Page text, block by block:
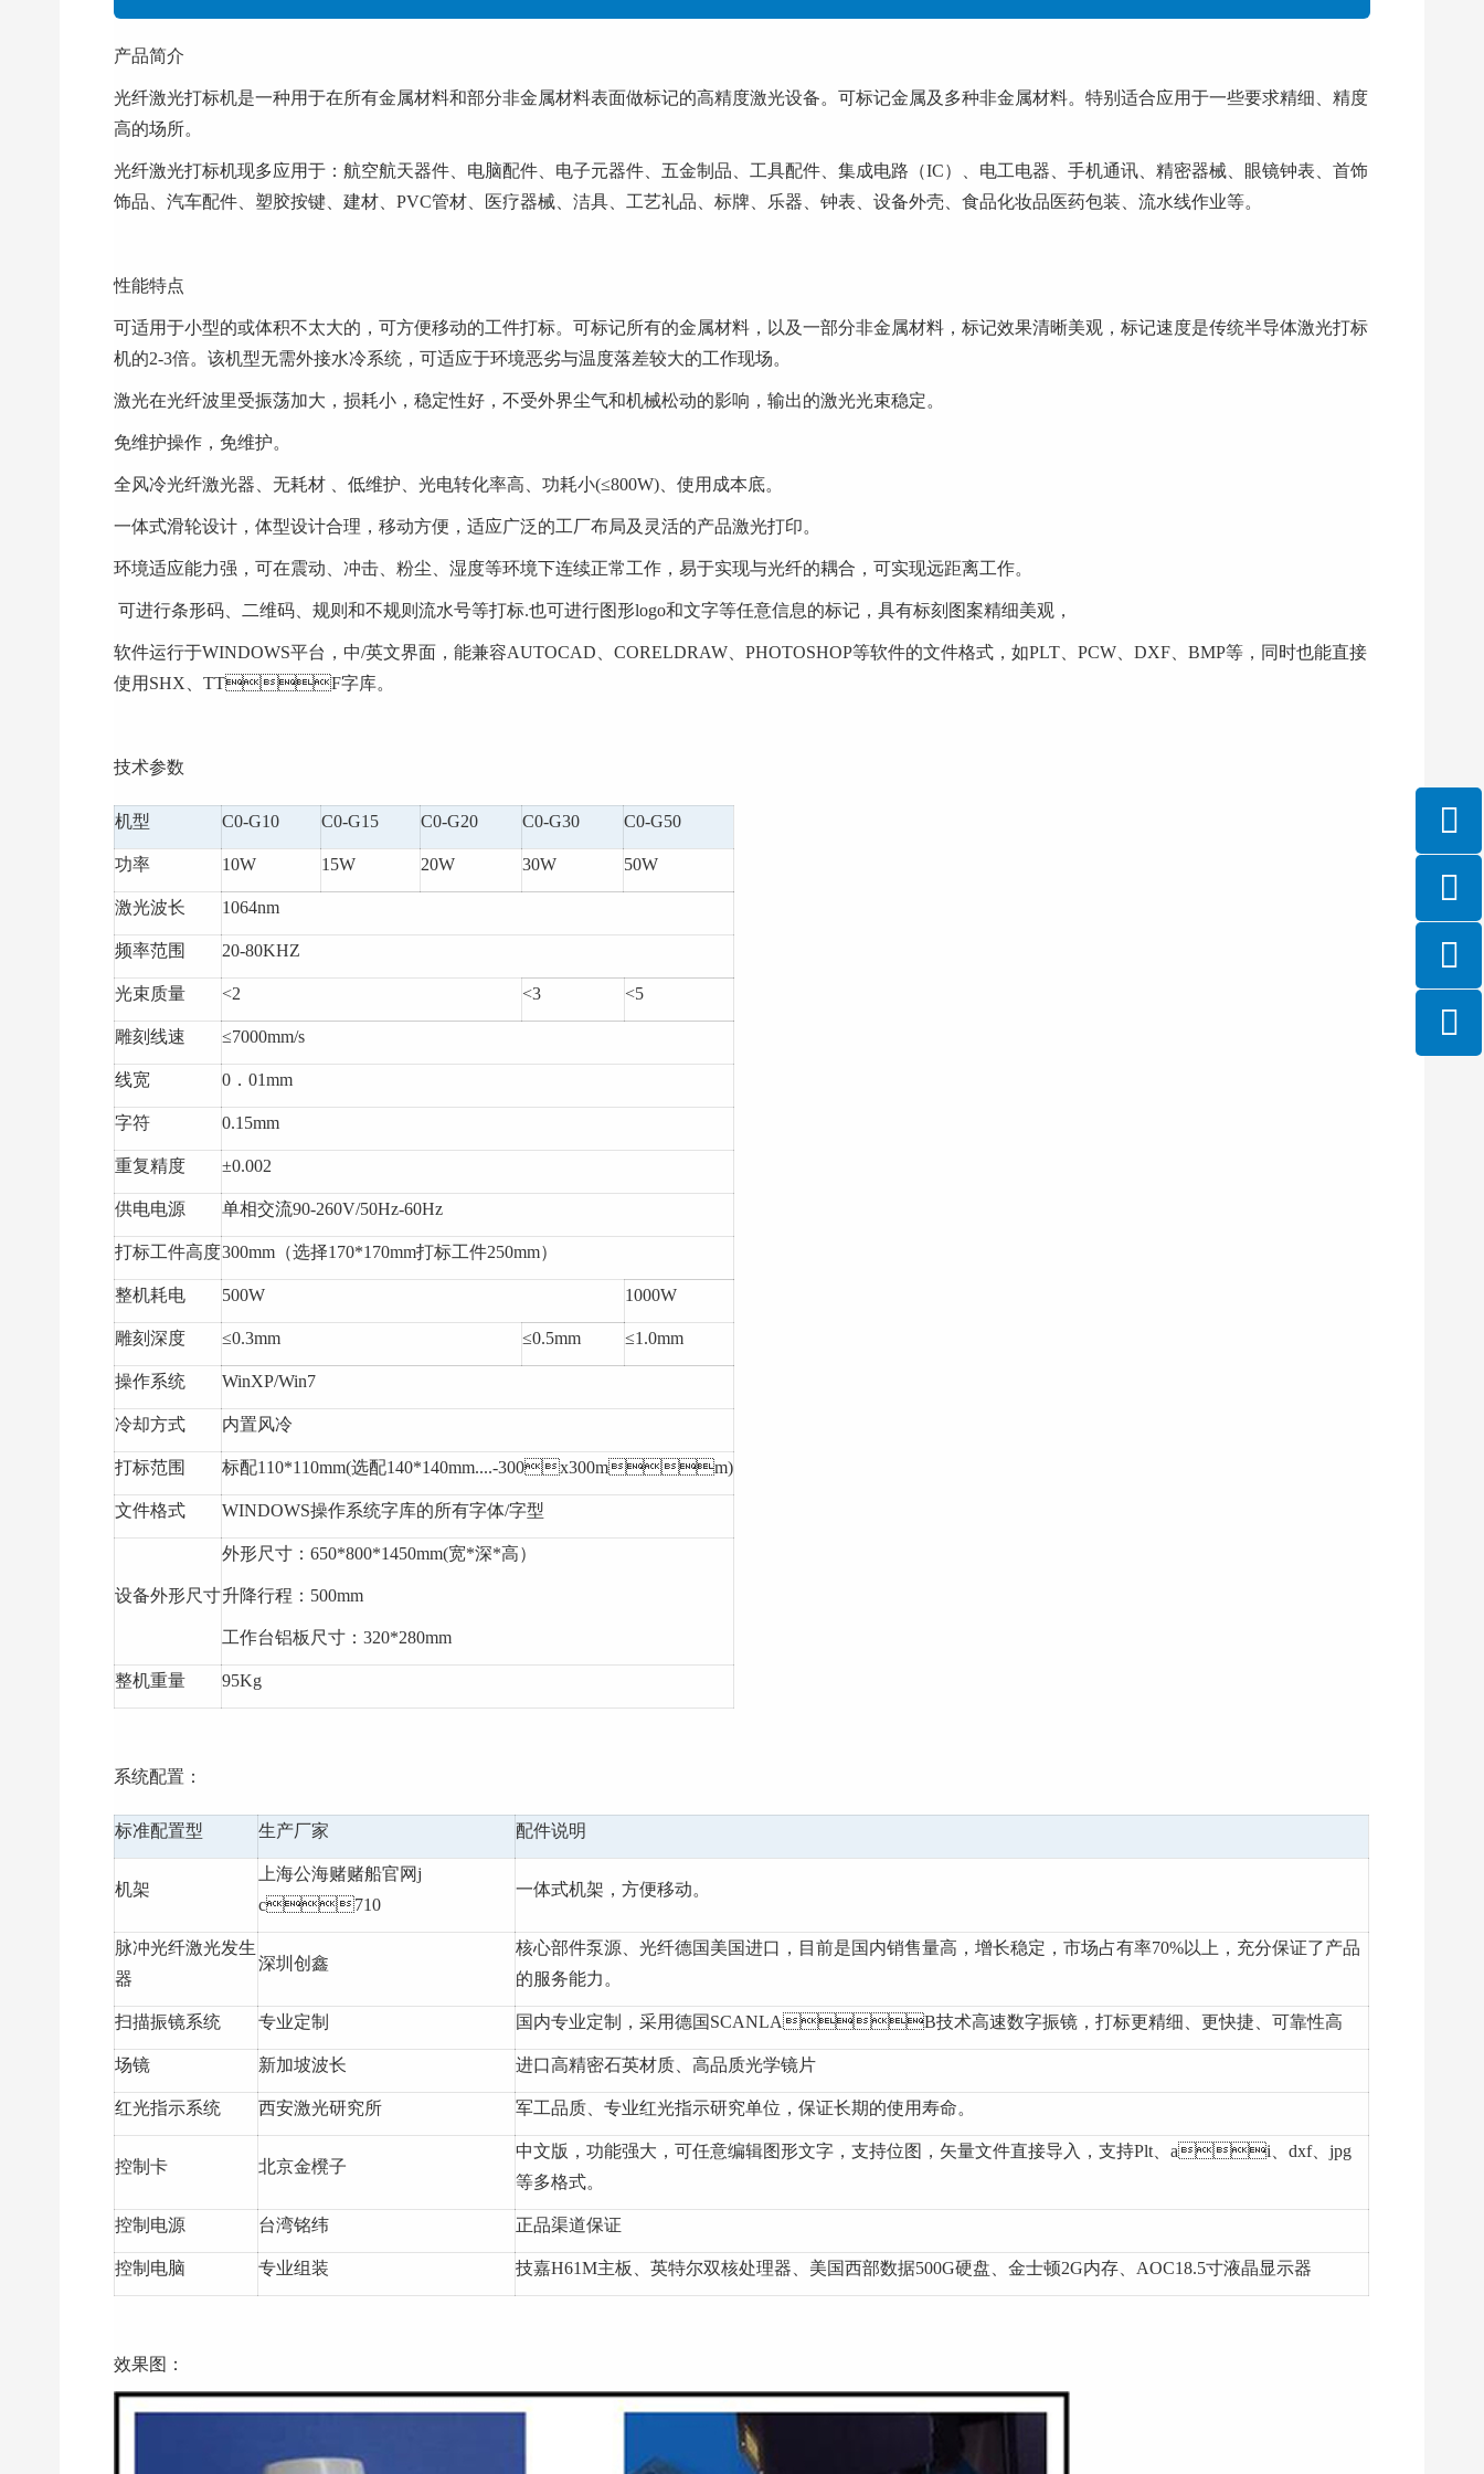
产品简介
光纤激光打标机是一种用于在所有金属材料和部分非金属材料表面做标记的高精度激光设备。可标记金属及多种非金属材料。特别适合应用于一些要求精细、精度
高的场所。
光纤激光打标机现多应用于：航空航天器件、电脑配件、电子元器件、五金制品、工具配件、集成电路（IC）、电工电器、手机通讯、精密器械、眼镜钟表、首饰
饰品、汽车配件、塑胶按键、建材、PVC管材、医疗器械、洁具、工艺礼品、标牌、乐器、钟表、设备外壳、食品化妆品医药包装、流水线作业等。
性能特点
可适用于小型的或体积不太大的，可方便移动的工件打标。可标记所有的金属材料，以及一部分非金属材料，标记效果清晰美观，标记速度是传统半导体激光打标
机的2-3倍。该机型无需外接水冷系统，可适应于环境恶劣与温度落差较大的工作现场。
激光在光纤波里受振荡加大，损耗小，稳定性好，不受外界尘气和机械松动的影响，输出的激光光束稳定。
免维护操作，免维护。
全风冷光纤激光器、无耗材 、低维护、光电转化率高、功耗小(≤800W)、使用成本底。
一体式滑轮设计，体型设计合理，移动方便，适应广泛的工厂布局及灵活的产品激光打印。
环境适应能力强，可在震动、冲击、粉尘、湿度等环境下连续正常工作，易于实现与光纤的耦合，可实现远距离工作。
 可进行条形码、二维码、规则和不规则流水号等打标.也可进行图形logo和文字等任意信息的标记，具有标刻图案精细美观，
软件运行于WINDOWS平台，中/英文界面，能兼容AUTOCAD、CORELDRAW、PHOTOSHOP等软件的文件格式，如PLT、PCW、DXF、BMP等，同时也能直接
使用SHX、TTF字库。
技术参数
机型 C0-G10 C0-G15 C0-G20 C0-G30 C0-G50
功率 10W 15W 20W 30W 50W
激光波长 1064nm
频率范围 20-80KHZ
光束质量 <2 <3 <5
雕刻线速 ≤7000mm/s
线宽 0．01mm
字符 0.15mm
重复精度 ±0.002
供电电源 单相交流90-260V/50Hz-60Hz
打标工件高度300mm（选择170*170mm打标工件250mm）
整机耗电 500W 1000W
雕刻深度 ≤0.3mm ≤0.5mm ≤1.0mm
操作系统 WinXP/Win7
冷却方式 内置风冷
打标范围 标配110*110mm(选配140*140mm....-300x300mm)
文件格式 WINDOWS操作系统字库的所有字体/字型
设备外形尺寸
外形尺寸：650*800*1450mm(宽*深*高）
升降行程：500mm
工作台铝板尺寸：320*280mm
整机重量 95Kg
系统配置：
标准配置型 生产厂家 配件说明
机架
上海公海赌赌船官网j
c710
一体式机架，方便移动。
脉冲光纤激光发生
器
深圳创鑫
核心部件泵源、光纤德国美国进口，目前是国内销售量高，增长稳定，市场占有率70%以上，充分保证了产品
的服务能力。
扫描振镜系统 专业定制 国内专业定制，采用德国SCANLAB技术高速数字振镜，打标更精细、更快捷、可靠性高
场镜 新加坡波长 进口高精密石英材质、高品质光学镜片
红光指示系统 西安激光研究所 军工品质、专业红光指示研究单位，保证长期的使用寿命。
控制卡 北京金櫈子
中文版，功能强大，可任意编辑图形文字，支持位图，矢量文件直接导入，支持Plt、ai、dxf、jpg
等多格式。
控制电源 台湾铭纬 正品渠道保证
控制电脑 专业组装 技嘉H61M主板、英特尔双核处理器、美国西部数据500G硬盘、金士顿2G内存、AOC18.5寸液晶显示器
效果图：